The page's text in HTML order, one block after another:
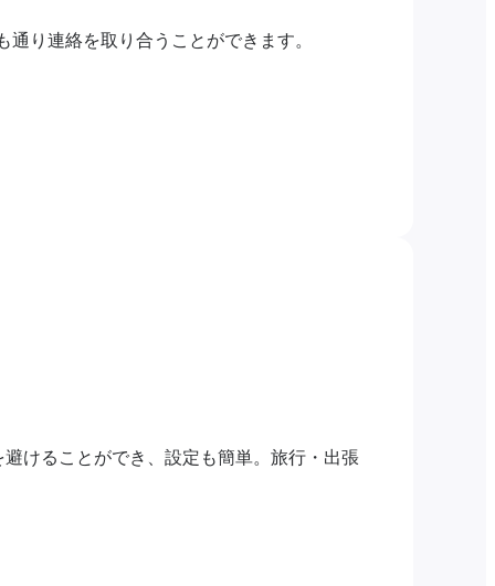
り連絡を取り合うことができます。
けることができ、設定も簡単。旅行・出張